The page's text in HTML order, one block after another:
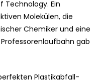
Technology. Ein
Molekülen, die
Chemiker und eine
gab
Plastikabfall-